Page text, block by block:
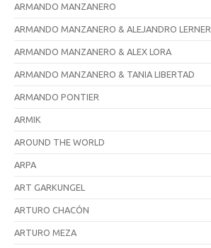
ARMANDO MANZANERO
ARMANDO MANZANERO & ALEJANDRO LERNER
ARMANDO MANZANERO & ALEX LORA
ARMANDO MANZANERO & TANIA LIBERTAD
ARMANDO PONTIER
ARMIK
AROUND THE WORLD
ARPA
ART GARKUNGEL
ARTURO CHACÓN
ARTURO MEZA